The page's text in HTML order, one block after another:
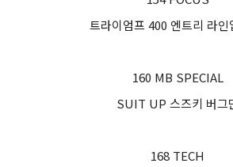
트라이엄프 400 엔트리 라인
160 MB SPECIAL
SUIT UP 스즈키 버그
168 TECH